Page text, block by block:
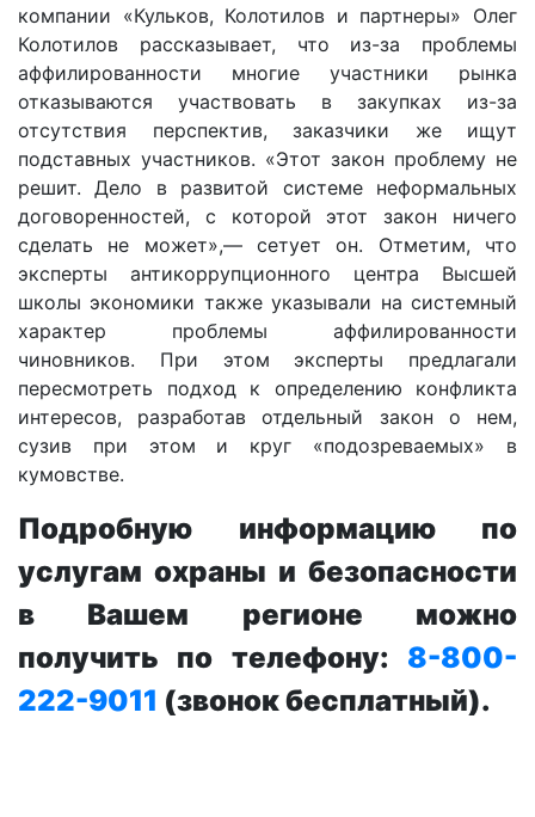
компании «Кульков, Колотилов и партнеры» Олег
Колотилов рассказывает, что из-за проблемы
аффилированности многие участники рынка
отказываются участвовать в закупках из-за
отсутствия перспектив, заказчики же ищут
подставных участников. «Этот закон проблему не
решит. Дело в развитой системе неформальных
договоренностей, с которой этот закон ничего
сделать не может»,— сетует он. Отметим, что
эксперты антикоррупционного центра Высшей
школы экономики также указывали на системный
характер проблемы аффилированности
чиновников. При этом эксперты предлагали
пересмотреть подход к определению конфликта
интересов, разработав отдельный закон о нем,
сузив при этом и круг «подозреваемых» в
кумовстве.
Подробную информацию по
услугам охраны и безопасности
в Вашем регионе можно
получить по телефону: 8-800-
222-9011 (звонок бесплатный).